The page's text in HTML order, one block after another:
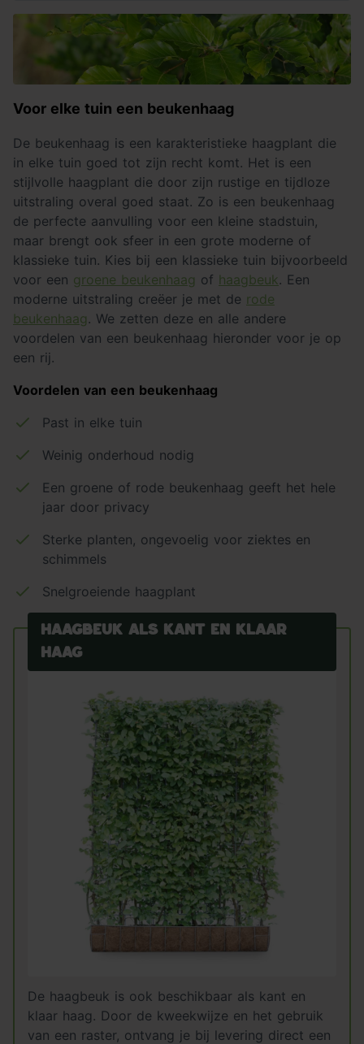
Voor elke tuin een beukenhaag
De beukenhaag is een karakteristieke haagplant die
in elke tuin goed tot zijn recht komt. Het is een
stijlvolle haagplant die door zijn rustige en tijdloze
uitstraling overal goed staat. Zo is een beukenhaag
de perfecte aanvulling voor een kleine stadstuin,
maar brengt ook sfeer in een grote moderne of
klassieke tuin. Kies bij een klassieke tuin bijvoorbeeld
voor een groene beukenhaag of haagbeuk . Een
moderne uitstraling creëer je met de rode
beukenhaag . We zetten deze en alle andere
voordelen van een beukenhaag hieronder voor je op
een rij.
Voordelen van een beukenhaag
Past in elke tuin
Weinig onderhoud nodig
Een groene of rode beukenhaag geeft het hele
jaar door privacy
Sterke planten, ongevoelig voor ziektes en
schimmels
Snelgroeiende haagplant
Haagbeuk als kant en klaar
haag
De haagbeuk is ook beschikbaar als kant en
klaar haag. Door de kweekwijze en het gebruik
van een raster, ontvang je bij levering direct een